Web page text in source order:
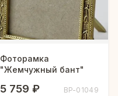
Фоторамка
"Жемчужный бант"
5 759 ₽ BP-01049